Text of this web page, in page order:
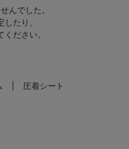
んでした。
たり、
ください。
圧着シート